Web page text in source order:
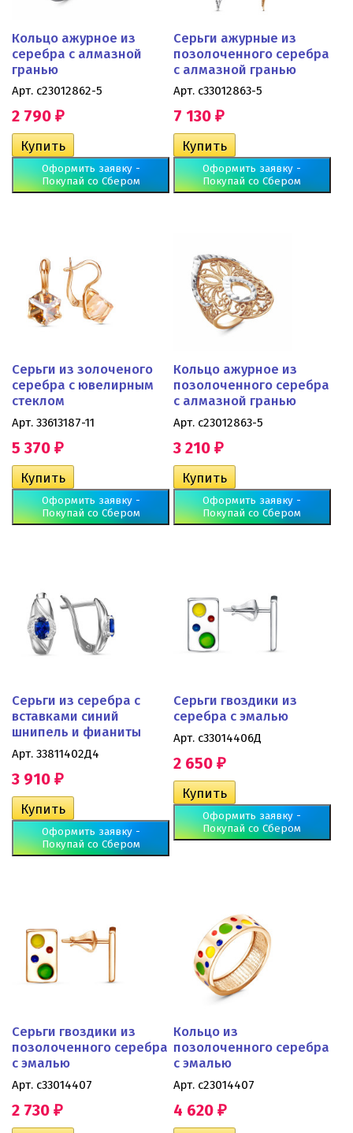
Кольцо ажурное из
серебра с алмазной
гранью
Арт. с23012862-5
2 790 ₽
Оформить заявку -
Покупай со Сбером
Серьги ажурные из
позолоченного серебра
с алмазной гранью
Арт. с33012863-5
7 130 ₽
Оформить заявку -
Покупай со Сбером
Серьги из золоченого
серебра с ювелирным
стеклом
Арт. 33613187-11
5 370 ₽
Оформить заявку -
Покупай со Сбером
Кольцо ажурное из
позолоченного серебра
с алмазной гранью
Арт. с23012863-5
3 210 ₽
Оформить заявку -
Покупай со Сбером
Серьги из серебра с
вставками синий
шнипель и фианиты
Арт. 33811402Д4
3 910 ₽
Оформить заявку -
Покупай со Сбером
Серьги гвоздики из
серебра с эмалью
Арт. с33014406Д
2 650 ₽
Оформить заявку -
Покупай со Сбером
Серьги гвоздики из
позолоченного серебра
с эмалью
Арт. с33014407
2 730 ₽
Кольцо из
позолоченного серебра
с эмалью
Арт. с23014407
4 620 ₽